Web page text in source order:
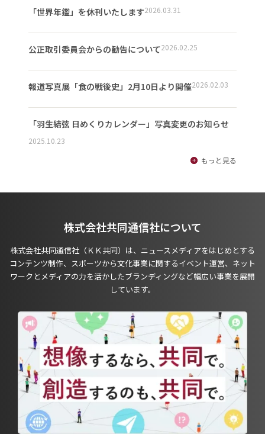
「世界年鑑」を休刊いたします2026.03.31
公正取引委員会からの勧告について2026.02.25
報道写真展「食の戦後史」2月10日より開催2026.02.03
「羽生結弦 日めくりカレンダー」写真変更のお知らせ
2025.10.23
もっと見る
株式会社共同通信社について
株式会社共同通信社（ＫＫ共同）は、ニュースメディアをはじめとする
コンテンツ制作、スポーツから文化事業に関するイベント運営、ネット
ワークとメディアの力を活かしたブランディングなど幅広い事業を展開
しています。